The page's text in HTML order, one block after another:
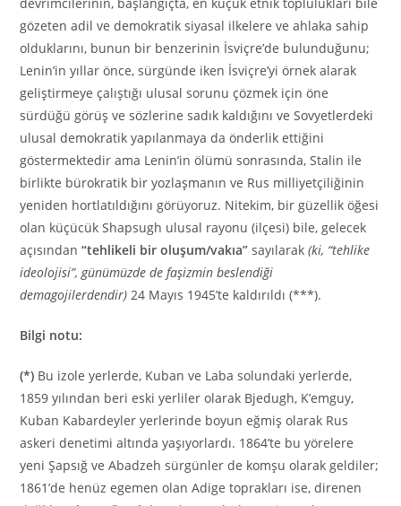
devrimcilerinin, başlangıçta, en küçük etnik toplulukları bile
gözeten adil ve demokratik siyasal ilkelere ve ahlaka sahip
olduklarını, bunun bir benzerinin İsviçre’de bulunduğunu;
Lenin’in yıllar önce, sürgünde iken İsviçre’yi örnek alarak
geliştirmeye çalıştığı ulusal sorunu çözmek için öne
sürdüğü görüş ve sözlerine sadık kaldığını ve Sovyetlerdeki
ulusal demokratik yapılanmaya da önderlik ettiğini
göstermektedir ama Lenin’in ölümü sonrasında, Stalin ile
birlikte bürokratik bir yozlaşmanın ve Rus milliyetçiliğinin
yeniden hortlatıldığını görüyoruz. Nitekim, bir güzellik öğesi
olan küçücük Shapsugh ulusal rayonu (ilçesi) bile, gelecek
açısından“tehlikeli bir oluşum/vakıa” sayılarak(ki, “tehlike
ideolojisi”, günümüzde de faşizmin beslendiği
demagojilerdendir)24 Mayıs 1945’te kaldırıldı (***).
Bilgi notu:
(*) Bu izole yerlerde, Kuban ve Laba solundaki yerlerde,
1859 yılından beri eski yerliler olarak Bjedugh, K’emguy,
Kuban Kabardeyler yerlerinde boyun eğmiş olarak Rus
askeri denetimi altında yaşıyorlardı. 1864’te bu yörelere
yeni Şapsığ ve Abadzeh sürgünler de komşu olarak geldiler;
1861’de henüz egemen olan Adige toprakları ise, direnen